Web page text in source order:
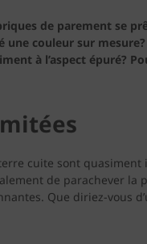
de parement se
une couleur sur
à l’aspect épuré?
cuite sont
de parachever
Que diriez-vous